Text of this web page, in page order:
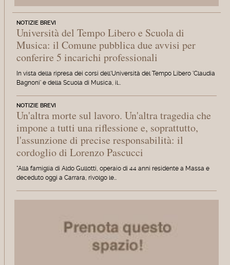
NOTIZIE BREVI
Università del Tempo Libero e Scuola di
Musica: il Comune pubblica due avvisi per
conferire 5 incarichi professionali
In vista della ripresa dei corsi dell'Università del Tempo Libero 'Claudia
Bagnoni' e della Scuola di Musica, il…
NOTIZIE BREVI
Un'altra morte sul lavoro. Un'altra tragedia che
impone a tutti una riflessione e, soprattutto,
l'assunzione di precise responsabilità: il
cordoglio di Lorenzo Pascucci
"Alla famiglia di Aldo Gullotti, operaio di 44 anni residente a Massa e
deceduto oggi a Carrara, rivolgo le…